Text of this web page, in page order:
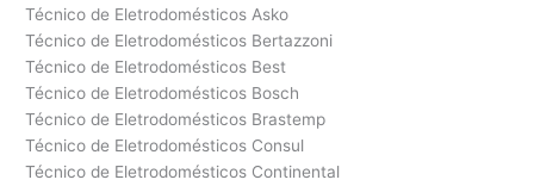
Técnico de Eletrodomésticos Asko
Técnico de Eletrodomésticos Bertazzoni
Técnico de Eletrodomésticos Best
Técnico de Eletrodomésticos Bosch
Técnico de Eletrodomésticos Brastemp
Técnico de Eletrodomésticos Consul
Técnico de Eletrodomésticos Continental